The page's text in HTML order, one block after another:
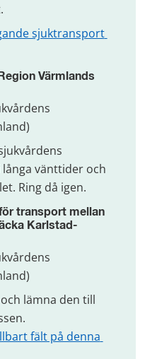
sjuktransport
Värmlands
vänttider och
Ring då igen.
transport mellan
Karlstad-
lämna den till
fält på denna